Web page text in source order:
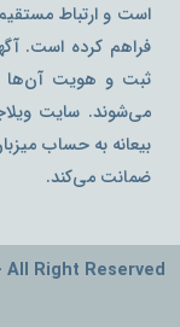
است و ارتباط
فراهم کرده است.
ثبت و هویت آن‌ها
می‌شوند. سایت
بیعانه به حساب
ضمانت می‌کند.